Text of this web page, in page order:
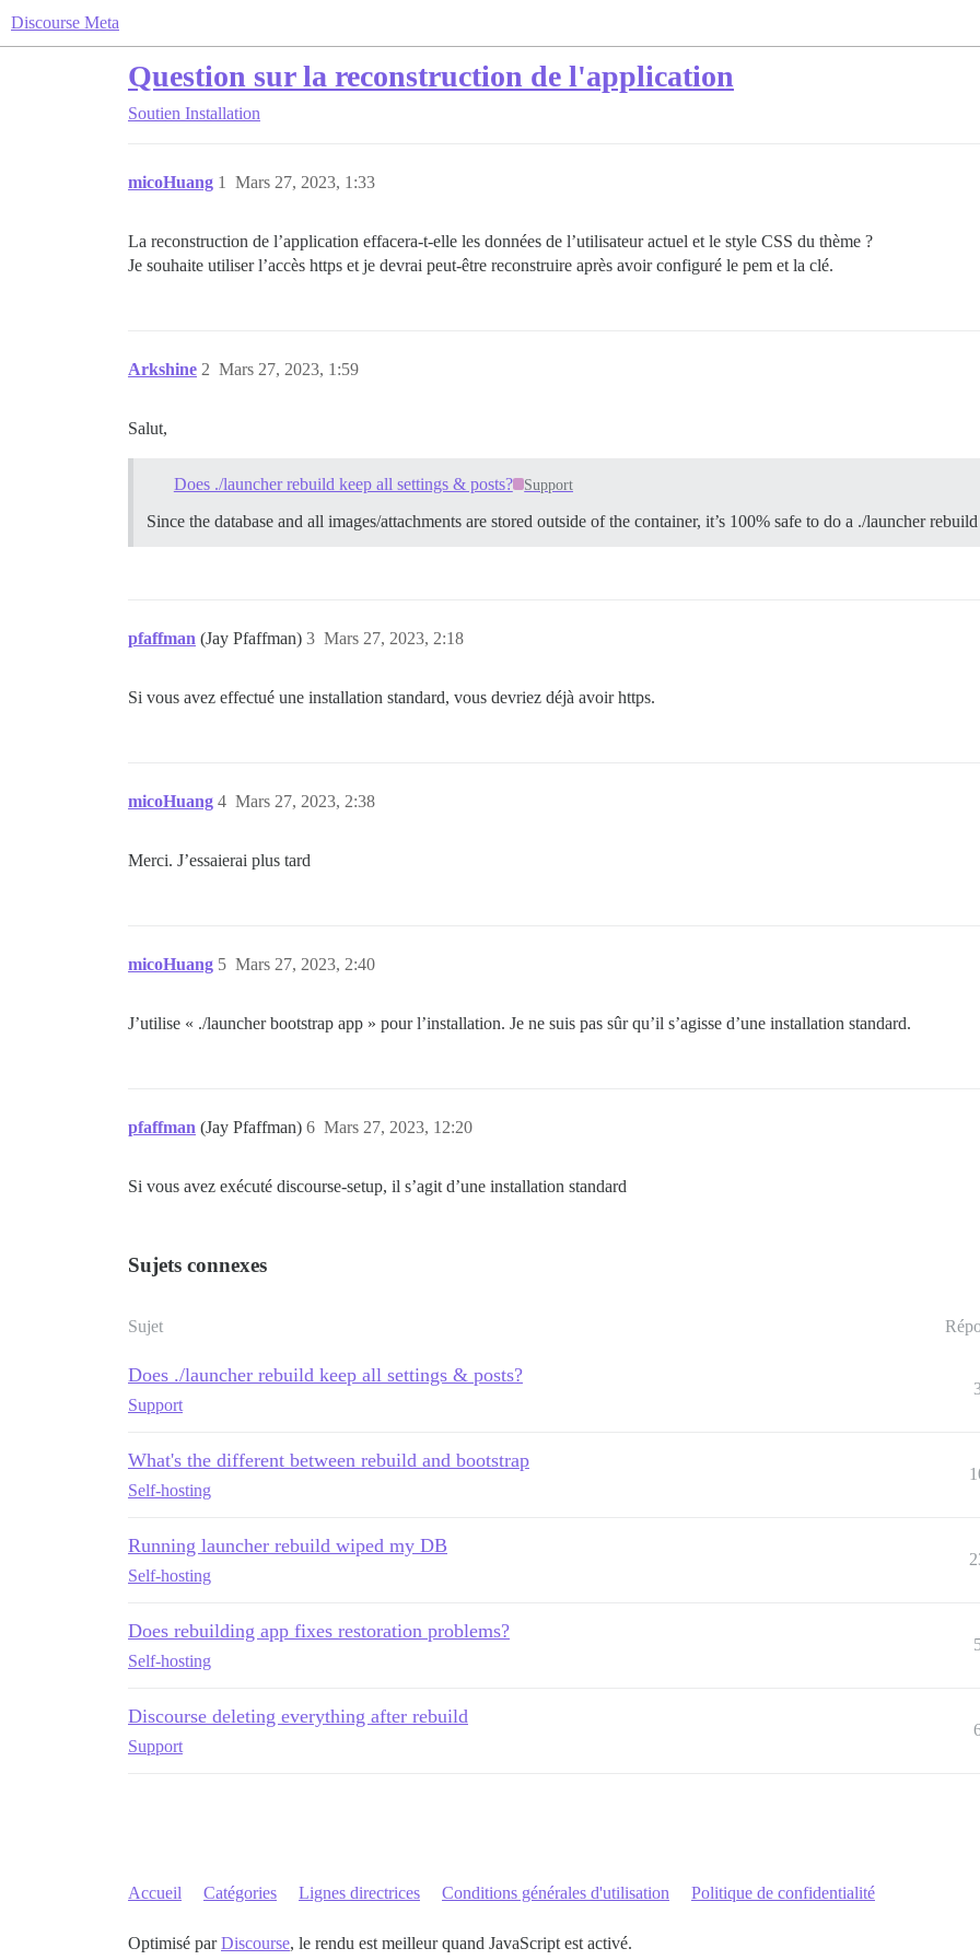
Discourse Meta
Question sur la reconstruction de l'application
Soutien Installation
micoHuang Mars 27, 2023, 1:33
1
La reconstruction de l’application effacera-t-elle les données de l’utilisateur actuel et le style CSS du thème ?
Je souhaite utiliser l’accès https et je devrai peut-être reconstruire après avoir configuré le pem et la clé.
Arkshine Mars 27, 2023, 1:59
2
Salut,
Does ./launcher rebuild keep all settings & posts? Support
Since the database and all images/attachments are stored outside of the container, it’s 100% safe to do a ./launcher
pfaffman (Jay Pfaffman) Mars 27, 2023, 2:18
3
Si vous avez effectué une installation standard, vous devriez déjà avoir https.
micoHuang Mars 27, 2023, 2:38
4
Merci. J’essaierai plus tard
micoHuang Mars 27, 2023, 2:40
5
J’utilise « ./launcher bootstrap app » pour l’installation. Je ne suis pas sûr qu’il s’agisse d’une installation standard.
pfaffman (Jay Pfaffman) Mars 27, 2023, 12:20
6
Si vous avez exécuté discourse-setup, il s’agit d’une installation standard
Sujets connexes
Sujet
Does ./launcher rebuild keep all settings & posts?
Support
What's the different between rebuild and bootstrap
Self-hosting
Running launcher rebuild wiped my DB
Self-hosting
Does rebuilding app fixes restoration problems?
Self-hosting
Discourse deleting everything after rebuild
Support
Accueil Catégories Lignes directrices Conditions générales d'utilisation Politique de confidentialité
Optimisé parDiscourse, le rendu est meilleur quand JavaScript est activé.